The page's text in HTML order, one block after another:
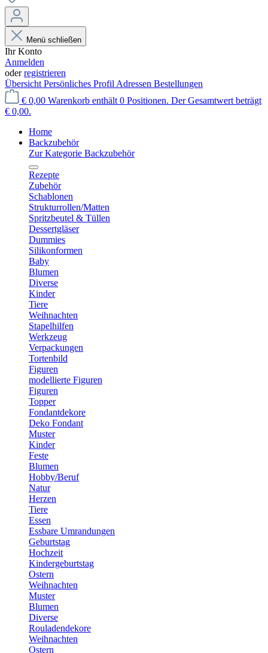
Menü schließen
Ihr Konto
Anmelden
oderregistrieren
Übersicht Persönliches Profil Adressen Bestellungen
€ 0,00 Warenkorb enthält 0 Positionen. Der Gesamtwert beträgt
€ 0,00.
Home
Backzubehör
Zur Kategorie Backzubehör
Rezepte
Zubehör
Schablonen
Strukturrollen/Matten
Spritzbeutel & Tüllen
Dessertgläser
Dummies
Silikonformen
Baby
Blumen
Diverse
Kinder
Tiere
Weihnachten
Stapelhilfen
Werkzeug
Verpackungen
Tortenbild
Figuren
modellierte Figuren
Figuren
Topper
Fondantdekore
Deko Fondant
Muster
Kinder
Feste
Blumen
Hobby/Beruf
Natur
Herzen
Tiere
Essen
Essbare Umrandungen
Geburtstag
Hochzeit
Kindergeburtstag
Ostern
Weihnachten
Muster
Blumen
Diverse
Rouladendekore
Weihnachten
Ostern